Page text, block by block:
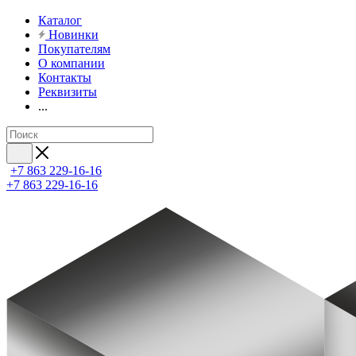
Каталог
Новинки
Покупателям
О компании
Контакты
Реквизиты
...
+7 863 229-16-16
+7 863 229-16-16